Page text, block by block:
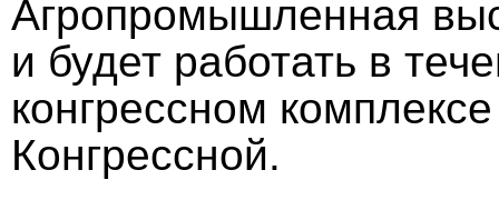
Агропромышленная
и будет работать в
конгрессном
Конгрессной.